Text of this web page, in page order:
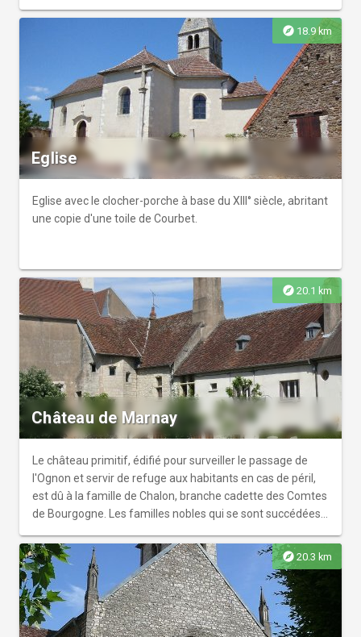
explore 18.9 km
Eglise
Eglise avec le clocher-porche à base du XIII° siècle, abritant
une copie d'une toile de Courbet.
explore 20.1 km
Château de Marnay
Le château primitif, édifié pour surveiller le passage de
l'Ognon et servir de refuge aux habitants en cas de péril,
est dû à la famille de Chalon, branche cadette des Comtes
de Bourgogne. Les familles nobles qui se sont succédées
Gorrevod et Bauffremont. En 1794, le château est vendu
par lots et sa cour transformée en place publique.
Vestiges à découvrir : la porte d'entrée, le logis
seigneuriale, la tour polygonale, le pavillon des archives.
Visite uniquement des extérieurs du château. Aujourd'hui,
explore 20.3 km